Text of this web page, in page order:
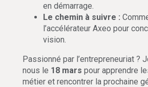
en démarrage.
Le chemin à suivre :
l’accélérateur Axeo pour
vision.
Passionné par l’entrepreneuriat ?
nous le 18 mars pour apprendre
métier et rencontrer la prochaine